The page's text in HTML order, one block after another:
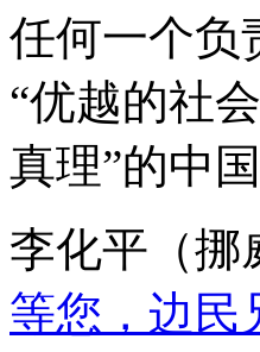
任何一个负
“优越的社
真理”的中
李化平（挪
等您，边民